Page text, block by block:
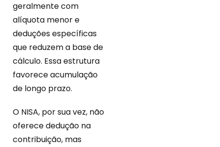
geralmente com
alíquota menor e
deduções específicas
que reduzem a base de
cálculo. Essa estrutura
favorece acumulação
de longo prazo.
O NISA, por sua vez, não
oferece dedução na
contribuição, mas